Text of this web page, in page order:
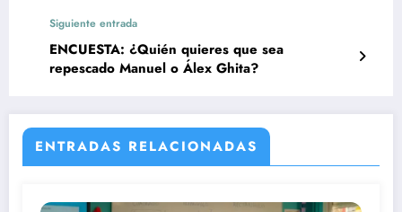
Siguiente entrada
ENCUESTA: ¿Quién quieres que sea
repescado Manuel o Álex Ghita?
ENTRADAS RELACIONADAS